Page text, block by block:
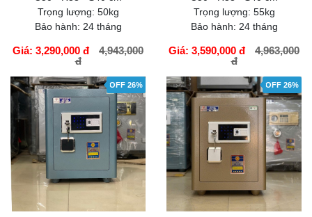
Trọng lượng: 50kg
Bảo hành: 24 tháng
Giá: 3,290,000 đ
4,943,000
đ
Trọng lượng: 55kg
Bảo hành: 24 tháng
Giá: 3,590,000 đ
4,963,000
đ
OFF 26% OFF 26%